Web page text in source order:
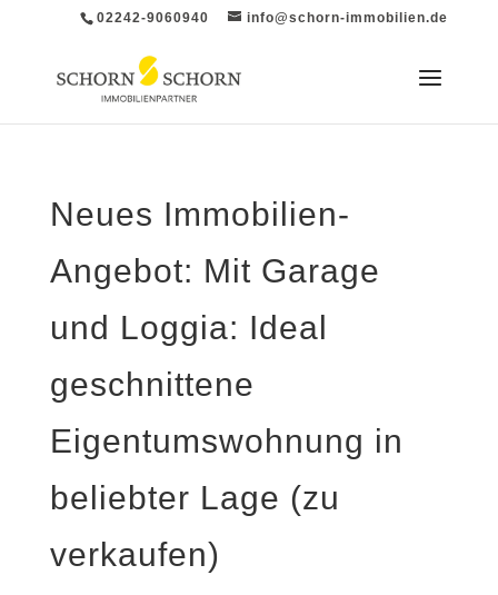
02242-9060940 info@schorn-immobilien.de
Neues Immobilien-
Angebot: Mit Garage
und Loggia: Ideal
geschnittene
Eigentumswohnung in
beliebter Lage (zu
verkaufen)